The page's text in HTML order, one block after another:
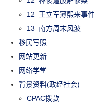
12_王立军薄熙来事件
13_南方周末风波
移民写照
网站更新
网络学堂
背景资料(政经社会)
CPAC拨款